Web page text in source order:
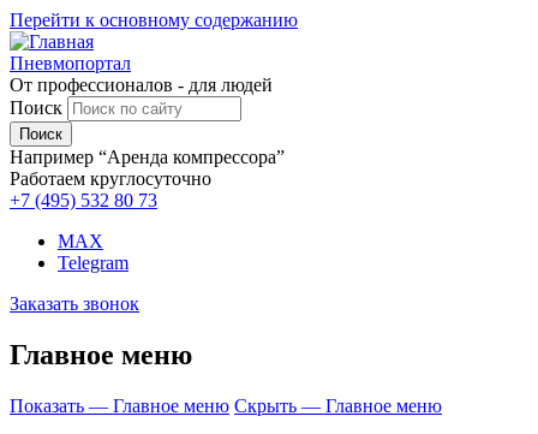
Перейти к основному содержанию
Пневмопортал
От профессионалов - для людей
Поиск
Например “Аренда компрессора”
Работаем круглосуточно
+7 (495) 532 80 73
MAX
Telegram
Заказать звонок
Главное меню
Показать — Главное меню Скрыть — Главное меню